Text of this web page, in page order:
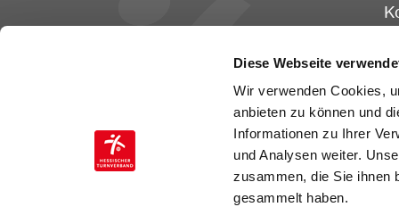
Diese Webseite
Wir verwenden Cookies,
anbieten zu können und
Informationen zu Ihrer
und Analysen weiter.
zusammen, die Sie ihnen
gesammelt haben.